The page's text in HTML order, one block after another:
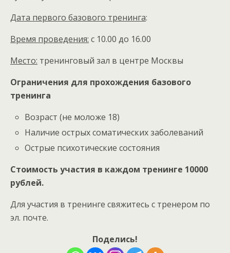
Дата первого базового тренинга:
Время проведения: с 10.00 до 16.00
Место: тренинговый зал в центре Москвы
Ограничения для прохождения базового
тренинга
Возраст (не моложе 18)
Наличие острых соматических заболеваний
Острые психотические состояния
Стоимость участия в каждом тренинге 10000
рублей.
Для участия в тренинге свяжитесь с тренером по
эл. почте.
Поделись!